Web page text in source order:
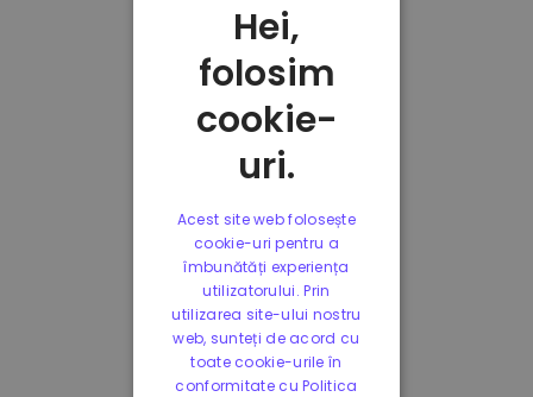
Hei,
folosim
cookie-
uri.
Acest site web folosește
cookie-uri pentru a
îmbunătăți experiența
utilizatorului. Prin
utilizarea site-ului nostru
web, sunteți de acord cu
toate cookie-urile în
conformitate cu Politica